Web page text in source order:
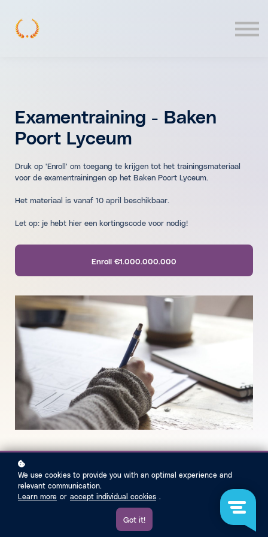
Examentraining - Baken
Poort Lyceum
Druk op 'Enroll' om toegang te krijgen tot het trainingsmateriaal
voor de examentrainingen op het Baken Poort Lyceum.
Het materiaal is vanaf 10 april beschikbaar.
Let op: je hebt hier een kortingscode voor nodig!
Enroll €1.000.000.000
We use cookies to provide you with an optimal experience and
relevant communication.
Learn more or accept individual cookies .
Got it!